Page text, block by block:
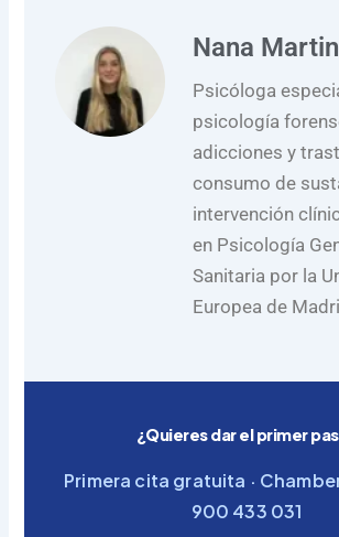
Nana
Psicóloga
psicología
adicciones y
consumo de
intervención
en Psicología
Sanitaria por la
Europea de
¿Quieres dar el primer
Primera cita gratuita ·
900 433 031